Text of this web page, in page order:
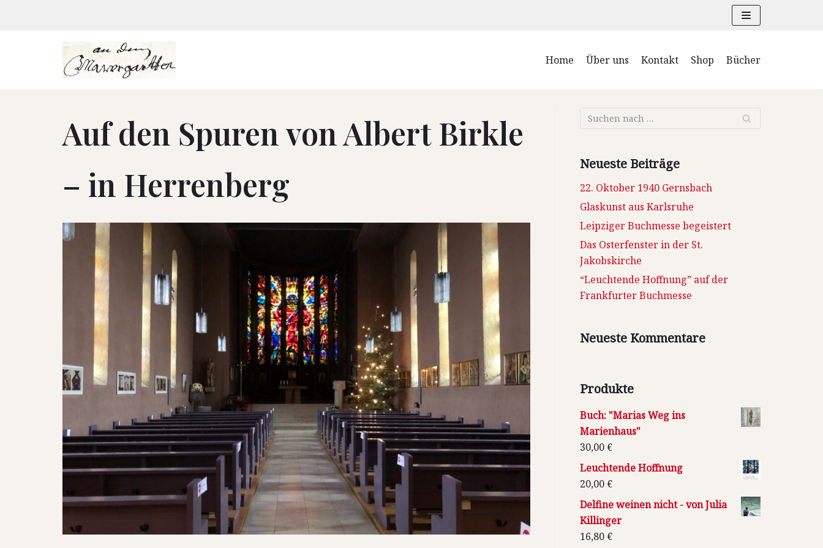
Home
Über uns Kontakt Shop Bücher
Auf den Spuren von Albert Birkle
– in Herrenberg
Neueste Beiträge
22. Oktober 1940 Gernsbach
Glaskunst aus Karlsruhe
Leipziger Buchmesse begeistert
Das Osterfenster in der St.
Jakobskirche
“Leuchtende Hoffnung” auf der
Frankfurter Buchmesse
Neueste Kommentare
Produkte
Buch: "Marias Weg ins
Marienhaus"
30,00 €
Leuchtende Hoffnung
20,00 €
Delfine weinen nicht - von Julia
Killinger
16,80 €